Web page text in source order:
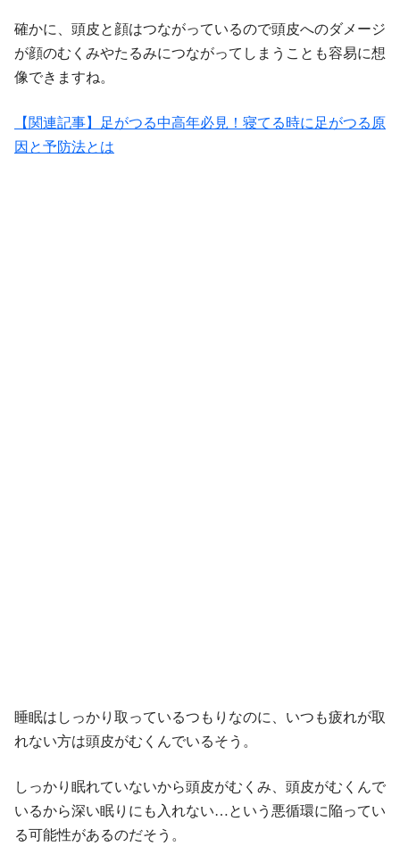
確かに、頭皮と顔はつながっているので頭皮へのダメージ
が顔のむくみやたるみにつながってしまうことも容易に想
像できますね。
【関連記事】足がつる中高年必見！寝てる時に足がつる原
因と予防法とは
睡眠はしっかり取っているつもりなのに、いつも疲れが取
れない方は頭皮がむくんでいるそう。
しっかり眠れていないから頭皮がむくみ、頭皮がむくんで
いるから深い眠りにも入れない…という悪循環に陥ってい
る可能性があるのだそう。